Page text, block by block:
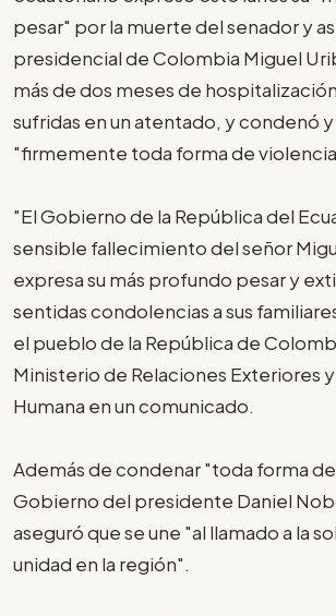
pesar" por la muerte del senador y
presidencial de Colombia Miguel
más de dos meses de
sufridas en un atentado, y condenó
"firmemente toda forma de
"El Gobierno de la República del
sensible fallecimiento del señor
expresa su más profundo pesar y
sentidas condolencias a sus
el pueblo de la República de
Ministerio de Relaciones Exteriores
Humana en un comunicado.
Además de condenar "toda forma
Gobierno del presidente Daniel
aseguró que se une "al llamado a la
unidad en la región".